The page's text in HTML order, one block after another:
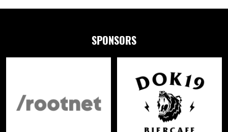
SPONSORS